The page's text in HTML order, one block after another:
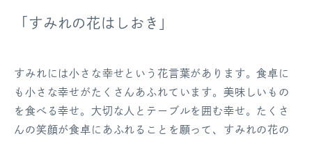
「すみれの花はしおき」
すみれには小さな幸せという花言葉があります。食卓に
も小さな幸せがたくさんあふれています。美味しいもの
を食べる幸せ。大切な人とテーブルを囲む幸せ。たくさ
んの笑顔が食卓にあふれることを願って、すみれの花の